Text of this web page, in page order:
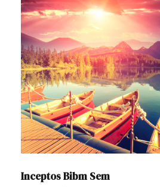
Inceptos Bibm Sem